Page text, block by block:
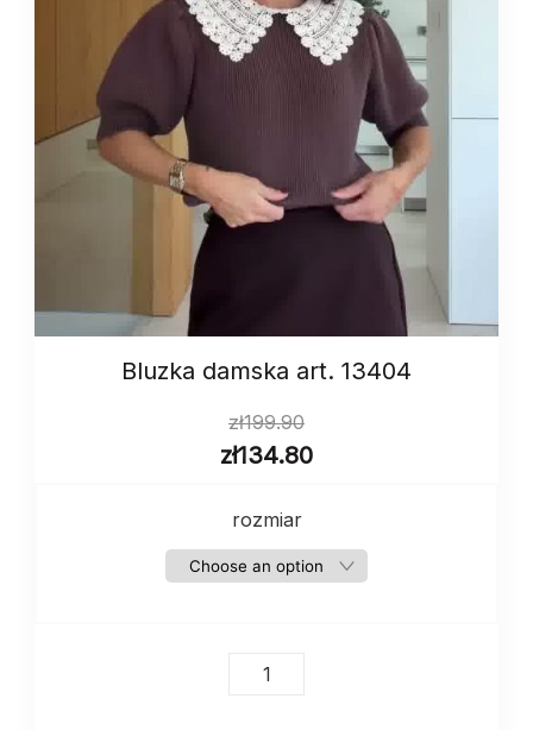
Bluzka damska art. 13404
zł199.90
zł134.80
rozmiar
Bluzka